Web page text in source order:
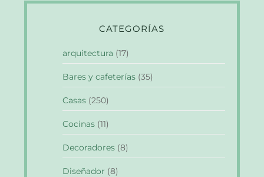
CATEGORÍAS
arquitectura (17)
Bares y cafeterías (35)
Casas (250)
Cocinas (11)
Decoradores (8)
Diseñador (8)